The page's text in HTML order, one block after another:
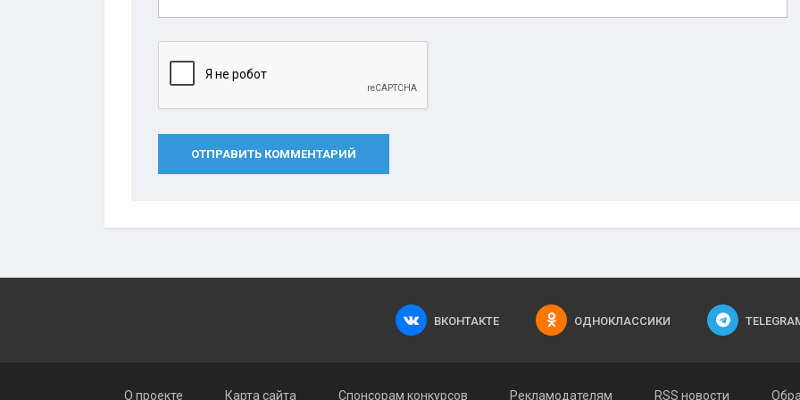
ОТПРАВИТЬ КОММЕНТАРИЙ
ВКОНТАКТЕ ОДНОКЛАССИКИ
О проекте Карта сайта Спонсорам конкурсов Рекламодателям RSS новости